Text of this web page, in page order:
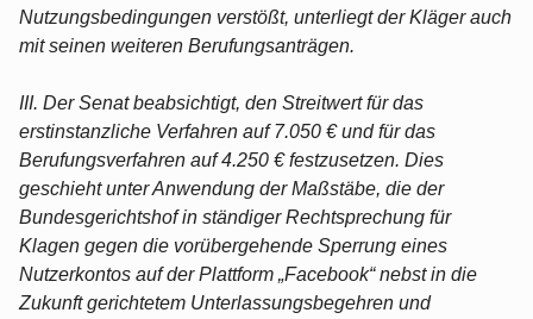
Nutzungsbedingungen verstößt, unterliegt der Kläger auch
mit seinen weiteren Berufungsanträgen.
III. Der Senat beabsichtigt, den Streitwert für das
erstinstanzliche Verfahren auf 7.050 € und für das
Berufungsverfahren auf 4.250 € festzusetzen. Dies
geschieht unter Anwendung der Maßstäbe, die der
Bundesgerichtshof in ständiger Rechtsprechung für
Klagen gegen die vorübergehende Sperrung eines
Nutzerkontos auf der Plattform „Facebook“ nebst in die
Zukunft gerichtetem Unterlassungsbegehren und